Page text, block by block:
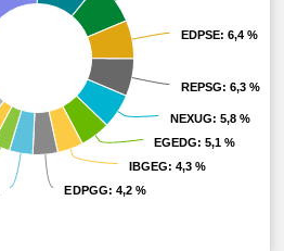
EDPSE: 6,4 %
EDPSE: 6,4 %
REPSG: 6,3 %
REPSG: 6,3 %
NEXUG: 5,8 %
NEXUG: 5,8 %
EGEDG: 5,1 %
EGEDG: 5,1 %
IBGEG: 4,3 %
IBGEG: 4,3 %
EDPGG: 4,2 %
EDPGG: 4,2 %